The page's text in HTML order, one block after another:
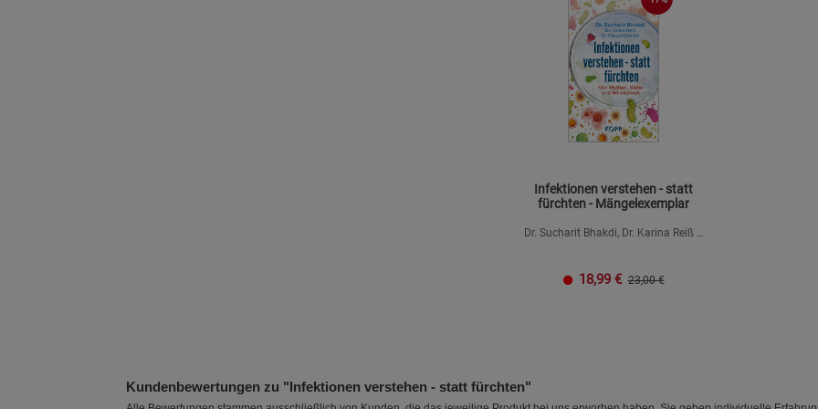
Infektionen verstehen - statt
fürchten - Mängelexemplar
Dr. Sucharit Bhakdi, Dr. Karina Reiß &
18,99 € 23,00 €
Kundenbewertungen zu "Infektionen verstehen - statt fürchten"